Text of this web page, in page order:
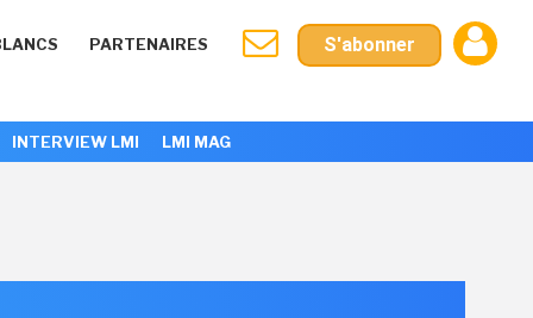
PARTENAIRES S'abonner
INTERVIEW LMI LMI MAG